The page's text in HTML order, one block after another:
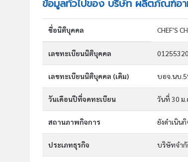
ข้อมูลทั่วไปของ บริษัท ผลิตภัณฑ์อ
ชื่อนิติบุคคล CHEF'S
เลขทะเบียนนิติบุคคล
เลขทะเบียนนิติบุคคล (เดิม) บอจ.นบ
วันเดือนปีที่จดทะเบียน วันที่ 30 ม
สถานภาพกิจการ ยังดำเนิน
ประเภทธุรกิจ บริษัทจำกั